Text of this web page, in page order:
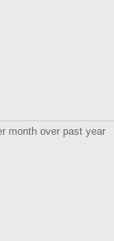
month over past year